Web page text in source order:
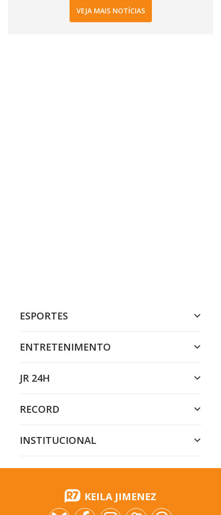
VEJA MAIS NOTÍCIAS
ESPORTES
ENTRETENIMENTO
JR 24H
RECORD
INSTITUCIONAL
KEILA JIMENEZ